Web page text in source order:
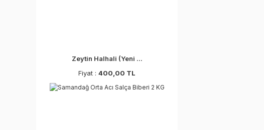
Zeytin Halhali (Yeni ...
Fiyat : 400,00 TL